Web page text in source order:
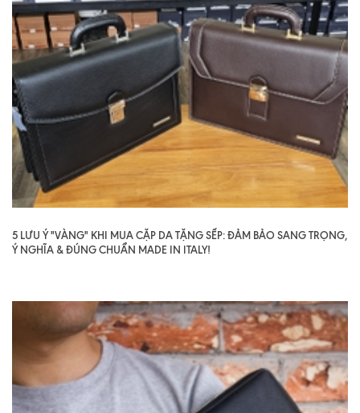
5 LƯU Ý "VÀNG" KHI MUA CẶP DA TẶNG SẾP: ĐẢM BẢO SANG TRỌNG,
Ý NGHĨA & ĐÚNG CHUẨN MADE IN ITALY!